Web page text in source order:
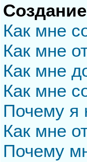
Как мне
Как мне
Как мне
Как мне
Почему я
Как мне
Почему